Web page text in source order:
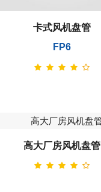
卡式风机盘管
FP6
高大厂房风机盘管